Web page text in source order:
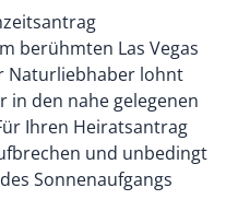
berühmten Las Vegas
Naturliebhaber lohnt
in den nahe gelegenen
Ihren Heiratsantrag
und unbedingt
Sonnenaufgangs